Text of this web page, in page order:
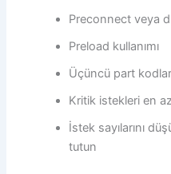
Preconnect veya
Preload kullanımı
Üçüncü part
Kritik istekleri en
İstek sayılarını
tutun